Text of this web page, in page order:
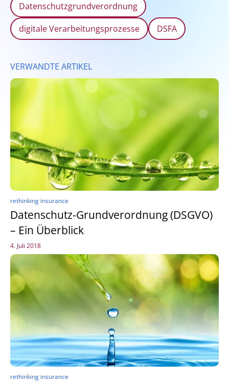
Datenschutzgrundverordnung
digitale Verarbeitungsprozesse
DSFA
VERWANDTE ARTIKEL
rethinking insurance
Datenschutz-Grundverordnung (DSGVO)
– Ein Überblick
4. Juli 2018
rethinking insurance